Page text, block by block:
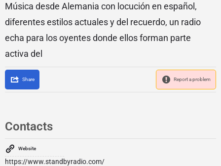
Música desde Alemania con locución en español,
diferentes estilos actuales y del recuerdo, un radio
echa para los oyentes donde ellos forman parte
activa del
Share Report a problem
Contacts
Website
https://www.standbyradio.com/